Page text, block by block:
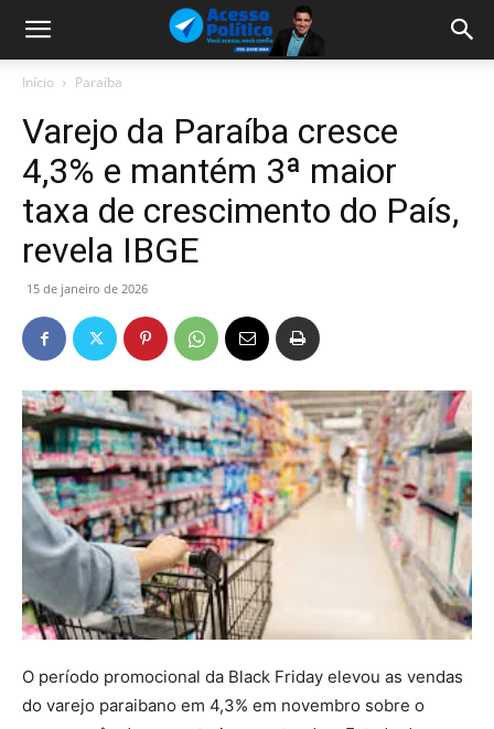
Início Paraíba
Varejo da Paraíba cresce
4,3% e mantém 3ª maior
taxa de crescimento do País,
revela IBGE
15 de janeiro de 2026
O período promocional da Black Friday elevou as vendas
do varejo paraibano em 4,3% em novembro sobre o